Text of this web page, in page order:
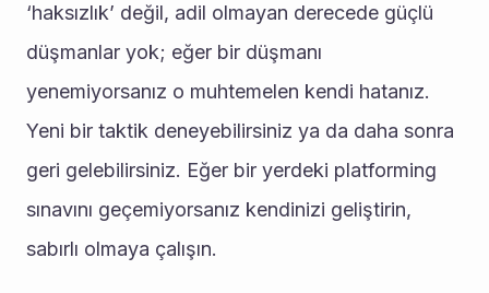
‘haksızlık’ değil, adil olmayan derecede güçlü
düşmanlar yok; eğer bir düşmanı
yenemiyorsanız o muhtemelen kendi hatanız.
Yeni bir taktik deneyebilirsiniz ya da daha sonra
geri gelebilirsiniz. Eğer bir yerdeki platforming
sınavını geçemiyorsanız kendinizi geliştirin,
sabırlı olmaya çalışın.